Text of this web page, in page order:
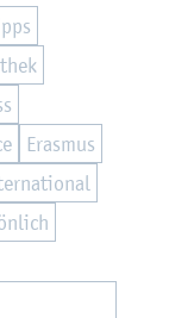
Eras­mus